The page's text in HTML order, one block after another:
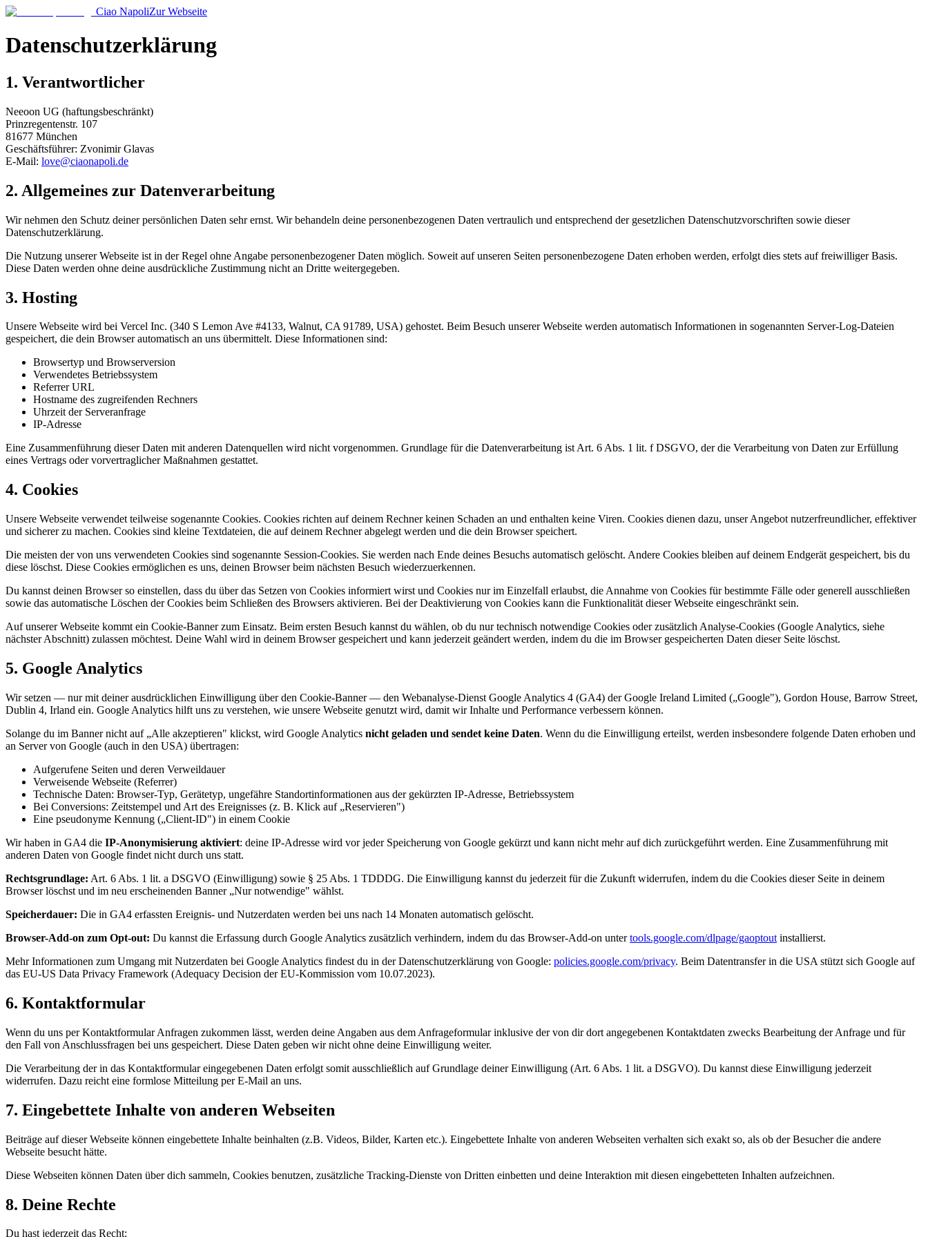
Ciao NapoliZur Webseite
Datenschutzerklärung
1. Verantwortlicher
Neeoon UG (haftungsbeschränkt)
Prinzregentenstr. 107
81677 München
Geschäftsführer: Zvonimir Glavas
E-Mail: love@ciaonapoli.de
2. Allgemeines zur Datenverarbeitung
Wir nehmen den Schutz deiner persönlichen Daten sehr ernst. Wir behandeln deine personenbezogenen Daten vertraulich und entsprechend der gesetzlichen Datenschutzvorschriften sowie dieser
Datenschutzerklärung.
Die Nutzung unserer Webseite ist in der Regel ohne Angabe personenbezogener Daten möglich. Soweit auf unseren Seiten personenbezogene Daten erhoben werden, erfolgt dies stets auf freiwilliger Basis.
Diese Daten werden ohne deine ausdrückliche Zustimmung nicht an Dritte weitergegeben.
3. Hosting
Unsere Webseite wird bei Vercel Inc. (340 S Lemon Ave #4133, Walnut, CA 91789, USA) gehostet. Beim Besuch unserer Webseite werden automatisch Informationen in sogenannten Server-Log-Dateien
gespeichert, die dein Browser automatisch an uns übermittelt. Diese Informationen sind:
Browsertyp und Browserversion
Verwendetes Betriebssystem
Referrer URL
Hostname des zugreifenden Rechners
Uhrzeit der Serveranfrage
IP-Adresse
Eine Zusammenführung dieser Daten mit anderen Datenquellen wird nicht vorgenommen. Grundlage für die Datenverarbeitung ist Art. 6 Abs. 1 lit. f DSGVO, der die Verarbeitung von Daten zur Erfüllung
eines Vertrags oder vorvertraglicher Maßnahmen gestattet.
4. Cookies
Unsere Webseite verwendet teilweise sogenannte Cookies. Cookies richten auf deinem Rechner keinen Schaden an und enthalten keine Viren. Cookies dienen dazu, unser Angebot nutzerfreundlicher, effektiver
und sicherer zu machen. Cookies sind kleine Textdateien, die auf deinem Rechner abgelegt werden und die dein Browser speichert.
Die meisten der von uns verwendeten Cookies sind sogenannte Session-Cookies. Sie werden nach Ende deines Besuchs automatisch gelöscht. Andere Cookies bleiben auf deinem Endgerät gespeichert, bis du
diese löschst. Diese Cookies ermöglichen es uns, deinen Browser beim nächsten Besuch wiederzuerkennen.
Du kannst deinen Browser so einstellen, dass du über das Setzen von Cookies informiert wirst und Cookies nur im Einzelfall erlaubst, die Annahme von Cookies für bestimmte Fälle oder generell ausschließen
sowie das automatische Löschen der Cookies beim Schließen des Browsers aktivieren. Bei der Deaktivierung von Cookies kann die Funktionalität dieser Webseite eingeschränkt sein.
Auf unserer Webseite kommt ein Cookie-Banner zum Einsatz. Beim ersten Besuch kannst du wählen, ob du nur technisch notwendige Cookies oder zusätzlich Analyse-Cookies (Google Analytics, siehe
nächster Abschnitt) zulassen möchtest. Deine Wahl wird in deinem Browser gespeichert und kann jederzeit geändert werden, indem du die im Browser gespeicherten Daten dieser Seite löschst.
5. Google Analytics
Wir setzen — nur mit deiner ausdrücklichen Einwilligung über den Cookie-Banner — den Webanalyse-Dienst Google Analytics 4 (GA4) der Google Ireland Limited („Google"), Gordon House, Barrow Street,
Dublin 4, Irland ein. Google Analytics hilft uns zu verstehen, wie unsere Webseite genutzt wird, damit wir Inhalte und Performance verbessern können.
Solange du im Banner nicht auf „Alle akzeptieren" klickst, wird Google Analytics nicht geladen und sendet keine Daten. Wenn du die Einwilligung erteilst, werden insbesondere folgende Daten erhoben und
an Server von Google (auch in den USA) übertragen:
Aufgerufene Seiten und deren Verweildauer
Verweisende Webseite (Referrer)
Technische Daten: Browser-Typ, Gerätetyp, ungefähre Standortinformationen aus der gekürzten IP-Adresse, Betriebssystem
Bei Conversions: Zeitstempel und Art des Ereignisses (z. B. Klick auf „Reservieren")
Eine pseudonyme Kennung („Client-ID") in einem Cookie
Wir haben in GA4 die IP-Anonymisierung aktiviert: deine IP-Adresse wird vor jeder Speicherung von Google gekürzt und kann nicht mehr auf dich zurückgeführt werden. Eine Zusammenführung mit
anderen Daten von Google findet nicht durch uns statt.
Rechtsgrundlage: Art. 6 Abs. 1 lit. a DSGVO (Einwilligung) sowie § 25 Abs. 1 TDDDG. Die Einwilligung kannst du jederzeit für die Zukunft widerrufen, indem du die Cookies dieser Seite in deinem
Browser löschst und im neu erscheinenden Banner „Nur notwendige" wählst.
Speicherdauer: Die in GA4 erfassten Ereignis- und Nutzerdaten werden bei uns nach 14 Monaten automatisch gelöscht.
Browser-Add-on zum Opt-out: Du kannst die Erfassung durch Google Analytics zusätzlich verhindern, indem du das Browser-Add-on unter tools.google.com/dlpage/gaoptout installierst.
Mehr Informationen zum Umgang mit Nutzerdaten bei Google Analytics findest du in der Datenschutzerklärung von Google: policies.google.com/privacy. Beim Datentransfer in die USA stützt sich Google auf
das EU-US Data Privacy Framework (Adequacy Decision der EU-Kommission vom 10.07.2023).
6. Kontaktformular
Wenn du uns per Kontaktformular Anfragen zukommen lässt, werden deine Angaben aus dem Anfrageformular inklusive der von dir dort angegebenen Kontaktdaten zwecks Bearbeitung der Anfrage und für
den Fall von Anschlussfragen bei uns gespeichert. Diese Daten geben wir nicht ohne deine Einwilligung weiter.
Die Verarbeitung der in das Kontaktformular eingegebenen Daten erfolgt somit ausschließlich auf Grundlage deiner Einwilligung (Art. 6 Abs. 1 lit. a DSGVO). Du kannst diese Einwilligung jederzeit
widerrufen. Dazu reicht eine formlose Mitteilung per E-Mail an uns.
7. Eingebettete Inhalte von anderen Webseiten
Beiträge auf dieser Webseite können eingebettete Inhalte beinhalten (z.B. Videos, Bilder, Karten etc.). Eingebettete Inhalte von anderen Webseiten verhalten sich exakt so, als ob der Besucher die andere
Webseite besucht hätte.
Diese Webseiten können Daten über dich sammeln, Cookies benutzen, zusätzliche Tracking-Dienste von Dritten einbetten und deine Interaktion mit diesen eingebetteten Inhalten aufzeichnen.
8. Deine Rechte
Du hast jederzeit das Recht: